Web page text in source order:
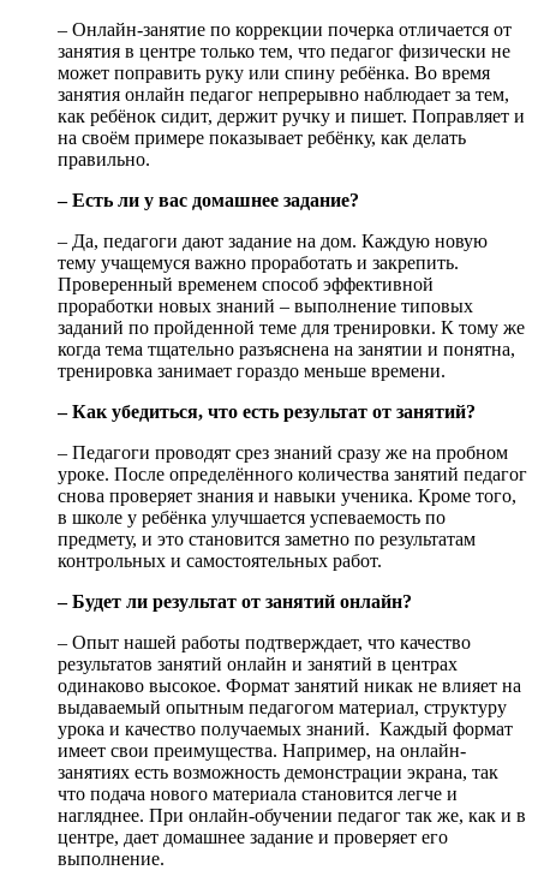
– Онлайн-занятие по коррекции почерка отличается от
занятия в центре только тем, что педагог физически не
может поправить руку или спину ребёнка. Во время
занятия онлайн педагог непрерывно наблюдает за тем,
как ребёнок сидит, держит ручку и пишет. Поправляет и
на своём примере показывает ребёнку, как делать
правильно.
– Есть ли у вас домашнее задание?
– Да, педагоги дают задание на дом. Каждую новую
тему учащемуся важно проработать и закрепить.
Проверенный временем способ эффективной
проработки новых знаний – выполнение типовых
заданий по пройденной теме для тренировки. К тому же
когда тема тщательно разъяснена на занятии и понятна,
тренировка занимает гораздо меньше времени.
– Как убедиться, что есть результат от занятий?
– Педагоги проводят срез знаний сразу же на пробном
уроке. После определённого количества занятий педагог
снова проверяет знания и навыки ученика. Кроме того,
в школе у ребёнка улучшается успеваемость по
предмету, и это становится заметно по результатам
контрольных и самостоятельных работ.
– Будет ли результат от занятий онлайн?
– Опыт нашей работы подтверждает, что качество
результатов занятий онлайн и занятий в центрах
одинаково высокое. Формат занятий никак не влияет на
выдаваемый опытным педагогом материал, структуру
урока и качество получаемых знаний. Каждый формат
имеет свои преимущества. Например, на онлайн-
занятиях есть возможность демонстрации экрана, так
что подача нового материала становится легче и
нагляднее. При онлайн-обучении педагог так же, как и в
центре, дает домашнее задание и проверяет его
выполнение.